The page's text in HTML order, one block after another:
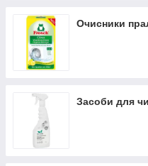
Очисники
Засоби для